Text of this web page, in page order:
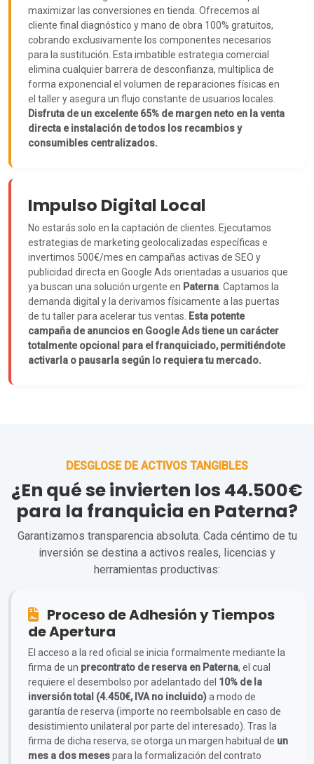
maximizar las conversiones en tienda. Ofrecemos al
cliente final diagnóstico y mano de obra 100% gratuitos,
cobrando exclusivamente los componentes necesarios
para la sustitución. Esta imbatible estrategia comercial
elimina cualquier barrera de desconfianza, multiplica de
forma exponencial el volumen de reparaciones físicas en
el taller y asegura un flujo constante de usuarios locales.
Disfruta de un excelente 65% de margen neto en la venta
directa e instalación de todos los recambios y
consumibles centralizados.
Impulso Digital Local
No estarás solo en la captación de clientes. Ejecutamos
estrategias de marketing geolocalizadas específicas e
invertimos 500€/mes en campañas activas de SEO y
publicidad directa en Google Ads orientadas a usuarios que
ya buscan una solución urgente en Paterna . Captamos la
demanda digital y la derivamos físicamente a las puertas
de tu taller para acelerar tus ventas.
Esta potente
campaña de anuncios en Google Ads tiene un carácter
totalmente opcional para el franquiciado, permitiéndote
activarla o pausarla según lo requiera tu mercado.
DESGLOSE DE ACTIVOS TANGIBLES
¿En qué se invierten los 44.500€
para la franquicia en Paterna?
Garantizamos transparencia absoluta. Cada céntimo de tu
inversión se destina a activos reales, licencias y
herramientas productivas:
Proceso de Adhesión y Tiempos
de Apertura
El acceso a la red oficial se inicia formalmente mediante la
firma de un precontrato de reserva en Paterna, el cual
requiere el desembolso por adelantado del 10% de la
inversión total (4.450€, IVA no incluido)a modo de
garantía de reserva (importe no reembolsable en caso de
desistimiento unilateral por parte del interesado). Tras la
firma de dicha reserva, se otorga un margen habitual de un
mes a dos mesespara la formalización del contrato